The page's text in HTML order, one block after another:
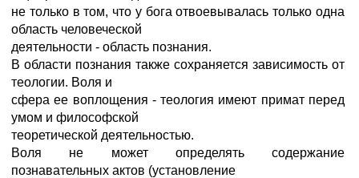
не только в том, что у бога отвоевывалась только одна
область человеческой
деятельности - область познания.
В области познания также сохраняется зависимость от
теологии. Воля и
сфера ее воплощения - теология имеют примат перед
умом и философской
теоретической деятельностью.
Воля не может определять содержание
познавательных актов (установление